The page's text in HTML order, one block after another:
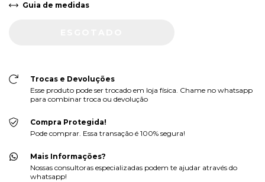
Guia de medidas
Trocas e Devoluções
Esse produto pode ser trocado em loja física. Chame no whatsapp
para combinar troca ou devolução
Compra Protegida!
Pode comprar. Essa transação é 100% segura!
Mais Informações?
Nossas consultoras especializadas podem te ajudar através do
whatsapp!